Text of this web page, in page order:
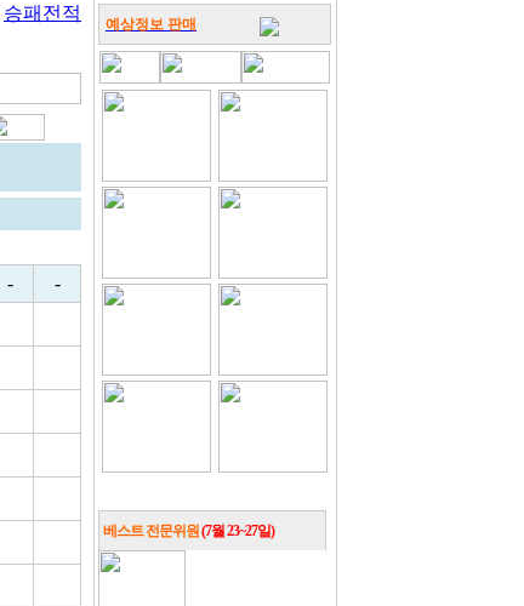
승패전적
- -
예상정보 판매
베스트 전문위원(7월 23~27일)